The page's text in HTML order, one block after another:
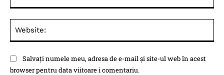
Salvați numele meu, adresa de e-mail și site-ul web în acest
browser pentru data viitoare i comentariu.